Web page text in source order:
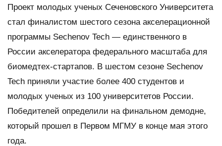
Проект молодых ученых Сеченовского Университета
стал финалистом шестого сезона акселерационной
программы Sechenov Tech — единственного в
России акселератора федерального масштаба для
биомедтех-стартапов. В шестом сезоне Sechenov
Tech приняли участие более 400 студентов и
молодых ученых из 100 университетов России.
Победителей определили на финальном демодне,
который прошел в Первом МГМУ в конце мая этого
года.